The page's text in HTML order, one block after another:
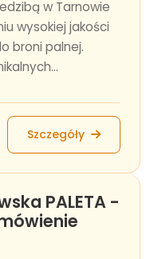
w Tarnowie
wysokiej jakości
broni palnej.
Szczegóły
PALETA -